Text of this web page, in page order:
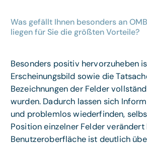
Was gefällt Ihnen besonders an
liegen für Sie die größten Vorteile?
Besonders positiv hervorzuheben
Erscheinungsbild sowie die
Bezeichnungen der Felder
wurden. Dadurch lassen sich
und problemlos wiederfinden,
Position einzelner Felder verändert
Benutzeroberfläche ist deutlich